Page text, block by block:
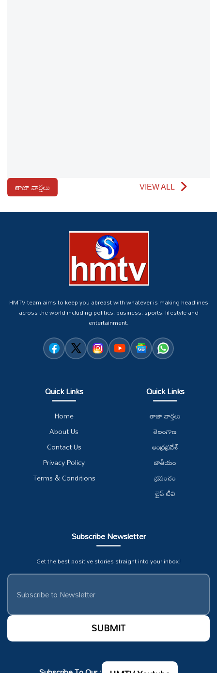
తాజా వార్తలు VIEW ALL
HMTV team aims to keep you abreast with whatever is making headlines
across the world including politics, business, sports, lifestyle and
entertainment.
Quick Links
Home
About Us
Contact Us
Privacy Policy
Terms & Conditions
Quick Links
తాజా వార్తలు
తెలంగాణ
ఆంధ్రప్రదేశ్
జాతీయం
ప్రపంచం
లైవ్ టీవి
Subscribe Newsletter
Get the best positive stories straight into your inbox!